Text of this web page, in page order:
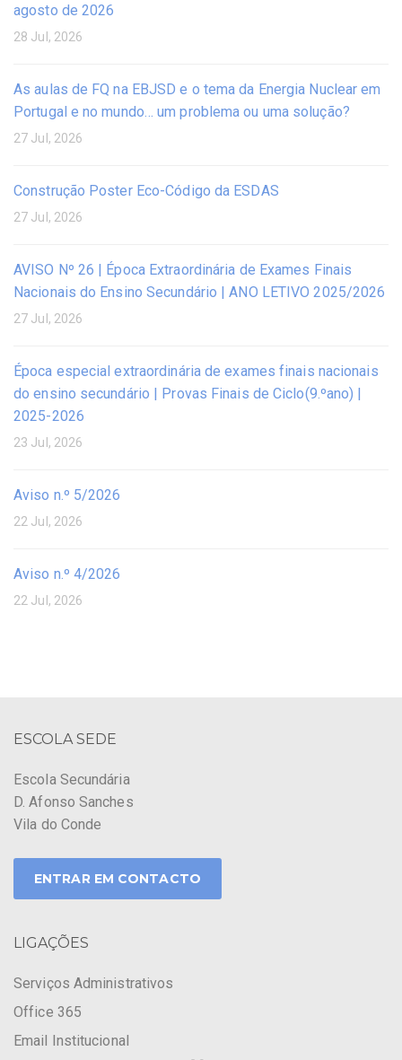
agosto de 2026
28 Jul, 2026
As aulas de FQ na EBJSD e o tema da Energia Nuclear em
Portugal e no mundo… um problema ou uma solução?
27 Jul, 2026
Construção Poster Eco-Código da ESDAS
27 Jul, 2026
AVISO Nº 26 | Época Extraordinária de Exames Finais
Nacionais do Ensino Secundário | ANO LETIVO 2025/2026
27 Jul, 2026
Época especial extraordinária de exames finais nacionais
do ensino secundário | Provas Finais de Ciclo(9.ºano) |
2025-2026
23 Jul, 2026
Aviso n.º 5/2026
22 Jul, 2026
Aviso n.º 4/2026
22 Jul, 2026
ESCOLA SEDE
Escola Secundária
D. Afonso Sanches
Vila do Conde
ENTRAR EM CONTACTO
LIGAÇÕES
Serviços Administrativos
Office 365
Email Institucional